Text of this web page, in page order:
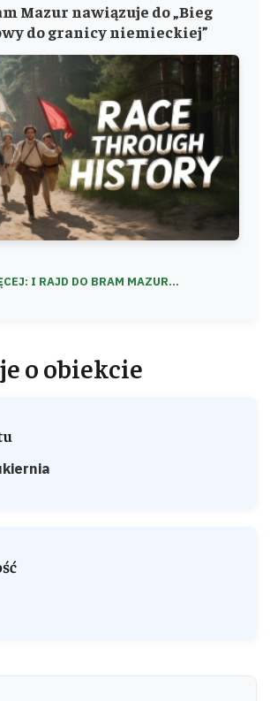
Mazur nawiązuje do „Bieg
do granicy niemieckiej”
I RAJD DO BRAM MAZUR...
o obiekcie